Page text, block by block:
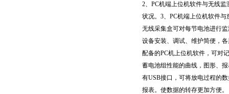
2、PC机端上位机软件与无线
状况。3、PC机端上位机软件
无线采集盒可对每节电池进行
设备安装、调试、维护简便，
配备的PC机上位机软件，可对
蓄电池组性能的曲线，图形、
有USB接口，可将放电过程的
报表。使数据的转存更加方便。